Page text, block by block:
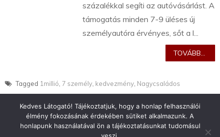
százalékkal segíti az autóvásárlást. A
támogatás minden 7-9 üléses új
személyautóra érvényes, sőt a l...
TOVÁBB...
Tagged 1millió 7 személy kedvezmény Nagycsaládos
Kedves Látogató! Tájékoztatjuk, hogy a honlap felhasználói
élmény fokozásának érdekében sütiket alkalmazunk. A
honlapunk használatával ön a tájékoztatásunkat tudomásul